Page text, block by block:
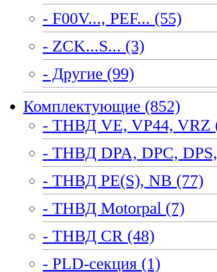
- F00V..., PEF... (55)
- ZCK...S... (3)
- Другие (99)
Комплектующие (852)
- ТНВД VE, VP44, VRZ
- ТНВД DPA, DPC,
- ТНВД PE(S), NB (77)
- ТНВД Motorpal (7)
- ТНВД CR (48)
- PLD-секция (1)